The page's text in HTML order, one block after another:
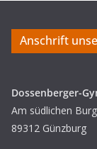
Anschrift
Dossenberger-
Am südlichen
89312 Günzburg